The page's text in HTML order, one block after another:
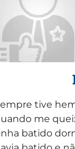
tive
me
batido